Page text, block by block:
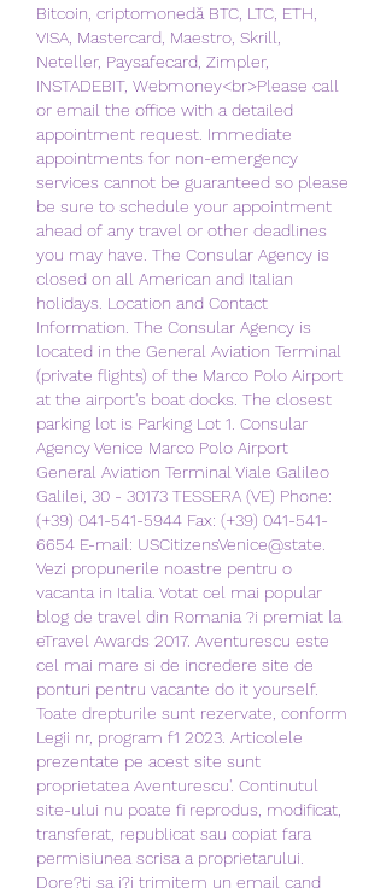
Bitcoin, criptomonedă BTC, LTC, ETH,
VISA, Mastercard, Maestro, Skrill,
Neteller, Paysafecard, Zimpler,
INSTADEBIT, Webmoney<br>Please call
or email the office with a detailed
appointment request. Immediate
appointments for non-emergency
services cannot be guaranteed so please
be sure to schedule your appointment
ahead of any travel or other deadlines
you may have. The Consular Agency is
closed on all American and Italian
holidays. Location and Contact
Information. The Consular Agency is
located in the General Aviation Terminal
(private flights) of the Marco Polo Airport
at the airport's boat docks. The closest
parking lot is Parking Lot 1. Consular
Agency Venice Marco Polo Airport
General Aviation Terminal Viale Galileo
Galilei, 30 - 30173 TESSERA (VE) Phone:
(+39) 041-541-5944 Fax: (+39) 041-541-
6654 E-mail: USCitizensVenice@state.
Vezi propunerile noastre pentru o
vacanta in Italia. Votat cel mai popular
blog de travel din Romania ?i premiat la
eTravel Awards 2017. Aventurescu este
cel mai mare si de incredere site de
ponturi pentru vacante do it yourself.
Toate drepturile sunt rezervate, conform
Legii nr, program f1 2023. Articolele
prezentate pe acest site sunt
proprietatea Aventurescu'. Continutul
site-ului nu poate fi reprodus, modificat,
transferat, republicat sau copiat fara
permisiunea scrisa a proprietarului.
Dore?ti sa i?i trimitem un email cand